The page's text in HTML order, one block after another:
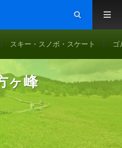
スキー・スノボ・スケート ゴ
ヶ峰